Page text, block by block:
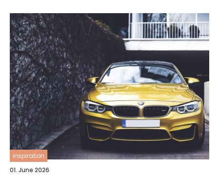
inspiration
01. June 2026